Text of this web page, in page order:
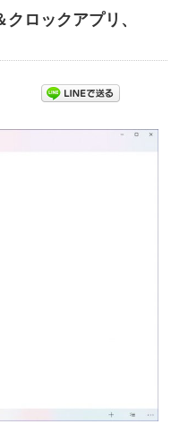
ロックアプリ、